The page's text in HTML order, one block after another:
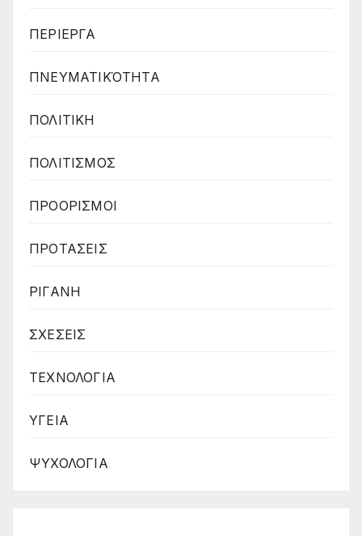
ΠΕΡΙΕΡΓΑ
ΠΝΕΥΜΑΤΙΚΌΤΗΤΑ
ΠΟΛΙΤΙΚΗ
ΠΟΛΙΤΙΣΜΟΣ
ΠΡΟΟΡΙΣΜΟΙ
ΠΡΟΤΑΣΕΙΣ
ΡΙΓΑΝΗ
ΣΧΕΣΕΙΣ
ΤΕΧΝΟΛΟΓΙΑ
ΥΓΕΙΑ
ΨΥΧΟΛΟΓΙΑ